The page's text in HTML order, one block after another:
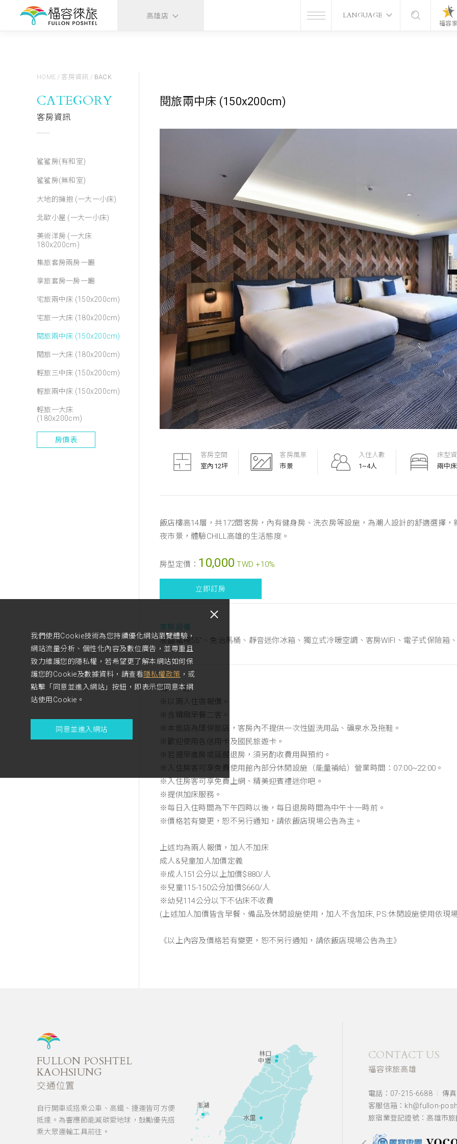
高雄店 LANGUAGE
福容家
HOME / 客房資訊 / BACK
CATEGORY
客房資訊
鲨鲨房(有和室)
鲨鲨房(無和室)
大地的擁抱 (一大一小床)
北歐小屋 (一大一小床)
美術洋房 (一大床
180x200cm)
集旅套房兩房一廳
享旅套房一房一廳
宅旅兩中床 (150x200cm)
宅旅一大床 (180x200cm)
閱旅兩中床 (150x200cm)
閱旅一大床 (180x200cm)
輕旅三中床 (150x200cm)
輕旅兩中床 (150x200cm)
輕旅一大床
(180x200cm)
房價表
閱旅兩中床 (150x200cm)
客房空間
室內12坪
客房風景
市景
入住人數
1~4人
床型
兩中
飯店樓高14層，共172間客房，內有健身房、洗衣房等設施，為潮人設計的舒適選擇
夜市景，體驗CHILL高雄的生活態度。
房型定價： 10,000 TWD +10%
立即訂房
客房設備
液晶電視55"、免治馬桶、靜音迷你冰箱、獨立式冷暖空調、客房WIFI、電子式保險箱
備 註 :
※以兩人住宿報價。
※含精緻早餐二客。
※本旅店為環保旅店，客房內不提供一次性盥洗用品、礦泉水及拖鞋。
※歡迎使用各信用卡及國民旅遊卡。
※若提早進房或延遲退房，須另酌收費用與預約。
※入住房客可享免費使用館內部分休閒設施（能量補給）營業時間：07:00~22:00。
※入住房客可享免費上網、精美迎賓禮迷你吧。
※提供加床服務。
※每日入住時間為下午四時以後，每日退房時間為中午十一時前。
※價格若有變更，恕不另行通知，請依飯店現場公告為主。
上述均為兩人報價，加人不加床
成人&兒童加人加價定義
※成人151公分以上加價$880/人
※兒童115-150公分加價$660/人
※幼兒114公分以下不佔床不收費
(上述加人加價皆含早餐、備品及休閒設施使用，加人不含加床, PS:休閒設施使用依現
《以上內容及價格若有變更，恕不另行通知，請依飯店現場公告為主》
FULLON POSHTEL
KAOHSIUNG
交通位置
自行開車或搭乘公車、高鐵、捷運皆可方便
抵達。為響應節能減碳愛地球，鼓勵優先搭
乘大眾運輸工具前往。
林口
水里
中壢
澎湖
CONTACT US
福容徠旅高雄
電話：07-215-6688
傳
客服信箱：kh@fullon-
旅宿業登記證號：高雄市
我們使用Cookie技術為您持續優化網站瀏覽體驗，
網站流量分析、個性化內容及數位廣告，並尊重且
致力維護您的隱私權，若希望更了解本網站如何保
護您的Cookie及數據資料，請查看隱私權政策 ，或
點擊「同意並進入網站」按鈕，即表示您同意本網
站使用Cookie。
同意並進入網站